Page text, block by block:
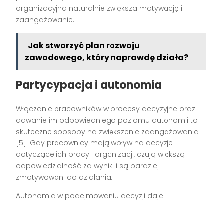
organizacyjna naturalnie zwiększa motywację i
zaangażowanie.
Jak stworzyć plan rozwoju
zawodowego, który naprawdę działa?
Partycypacja i autonomia
Włączanie pracowników w procesy decyzyjne oraz
dawanie im odpowiedniego poziomu autonomii to
skuteczne sposoby na zwiększenie zaangażowania
[5]. Gdy pracownicy mają wpływ na decyzje
dotyczące ich pracy i organizacji, czują większą
odpowiedzialność za wyniki i są bardziej
zmotywowani do działania.
Autonomia w podejmowaniu decyzji daje